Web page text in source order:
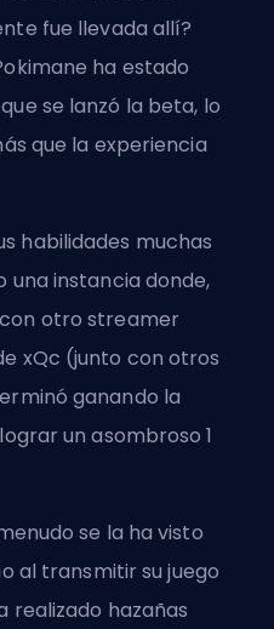
fue llevada allí?
ha estado
se lanzó la beta, lo
que la experiencia
habilidades muchas
una instancia donde,
otro streamer
xQc (junto con otros
ganando la
un asombroso1
se la ha visto
al transmitir su juego
realizado hazañas